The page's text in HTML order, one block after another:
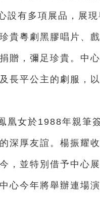
設有多項展品，展
貴粵劇黑膠唱片、
贈，彌足珍貴。中
長平公主的劇服，
凰女於1988年親筆
深厚友誼。楊振耀
，並特別借予中心展
心今年將舉辦連場